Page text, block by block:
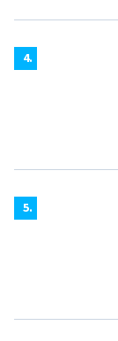
4.
5.